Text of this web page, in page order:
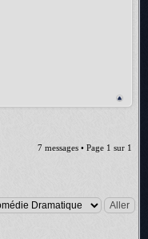
7 messages • Page 1 sur 1